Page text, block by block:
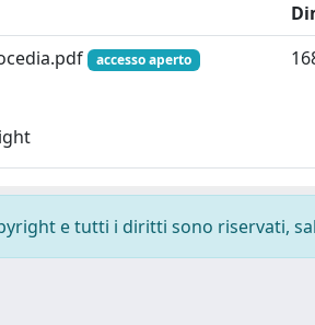
accesso aperto
e tutti i diritti sono riservati,